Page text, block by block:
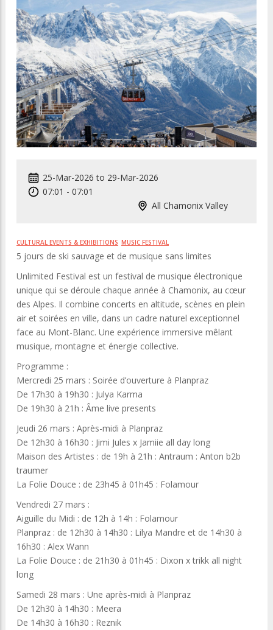
25-Mar-2026 to 29-Mar-2026
07:01 - 07:01
All Chamonix Valley
CULTURAL EVENTS & EXHIBITIONS MUSIC FESTIVAL
5 jours de ski sauvage et de musique sans limites
Unlimited Festival est un festival de musique électronique
unique qui se déroule chaque année à Chamonix, au cœur
des Alpes. Il combine concerts en altitude, scènes en plein
air et soirées en ville, dans un cadre naturel exceptionnel
face au Mont-Blanc. Une expérience immersive mêlant
musique, montagne et énergie collective.
Programme :
Mercredi 25 mars : Soirée d’ouverture à Planpraz
De 17h30 à 19h30 : Julya Karma
De 19h30 à 21h : Âme live presents
Jeudi 26 mars : Après-midi à Planpraz
De 12h30 à 16h30 : Jimi Jules x Jamiie all day long
Maison des Artistes : de 19h à 21h : Antraum : Anton b2b
traumer
La Folie Douce : de 23h45 à 01h45 : Folamour
Vendredi 27 mars :
Aiguille du Midi : de 12h à 14h : Folamour
Planpraz : de 12h30 à 14h30 : Lilya Mandre et de 14h30 à
16h30 : Alex Wann
La Folie Douce : de 21h30 à 01h45 : Dixon x trikk all night
long
Samedi 28 mars : Une après-midi à Planpraz
De 12h30 à 14h30 : Meera
De 14h30 à 16h30 : Reznik